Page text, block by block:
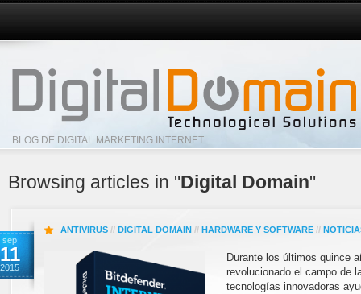
BLOG DE DIGITAL MARKETING INTERNET
Browsing articles in "Digital Domain"
sep
11
2015
ANTIVIRUS // DIGITAL DOMAIN // HARDWARE Y SOFTWARE //
Durante los últimos quince
revolucionado el campo de
tecnologías innovadoras